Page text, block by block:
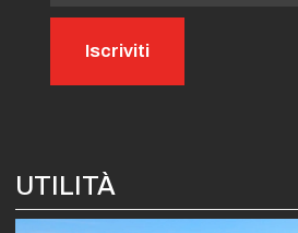
UTILITÀ